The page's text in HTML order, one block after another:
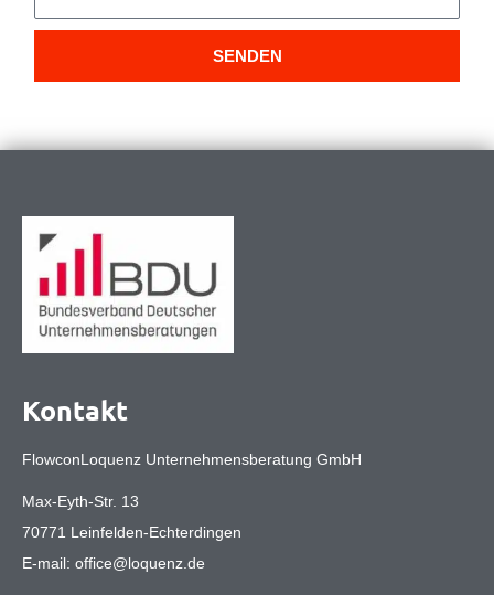
SENDEN
Kontakt
FlowconLoquenz Unternehmensberatung GmbH
Max-Eyth-Str. 13
70771 Leinfelden-Echterdingen
E-mail: office@loquenz.de